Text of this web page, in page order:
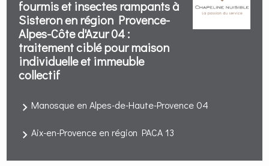
fourmis et insectes rampants à
Sisteron en région Provence-
Alpes-Côte d'Azur 04 :
traitement ciblé pour maison
individuelle et immeuble
collectif
Manosque en Alpes-de-Haute-Provence 04
Aix-en-Provence en région PACA 13